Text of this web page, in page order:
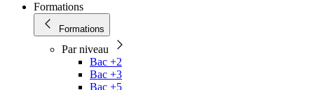
Formations
Formations
Par niveau
Bac +2
Bac +3
Bac +5